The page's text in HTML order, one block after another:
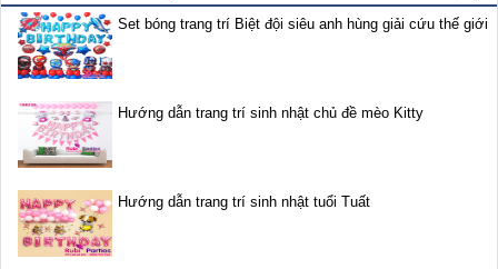
Set bóng trang trí Biệt đội siêu anh hùng giải cứu thế giới
Hướng dẫn trang trí sinh nhật chủ đề mèo Kitty
Hướng dẫn trang trí sinh nhật tuổi Tuất